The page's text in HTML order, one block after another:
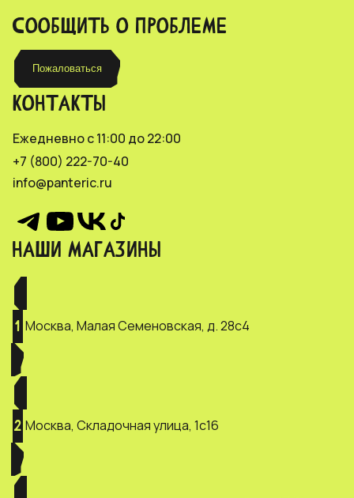
СООБЩИТЬ О ПРОБЛЕМЕ
Пожаловаться
НАШИ МАГАЗИНЫ
1 Москва, Малая Семеновская, д. 28с4
2 Москва, Складочная улица, 1с16
КОНТАКТЫ
Ежедневно с 11:00 до 22:00
+7 (800) 222-70-40
info@panteric.ru